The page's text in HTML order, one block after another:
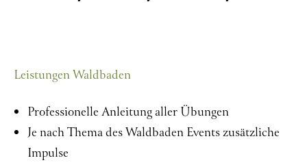
Leistungen Waldbaden
Professionelle Anleitung aller Übungen
Je nach Thema des Waldbaden Events zusätzliche
Impulse